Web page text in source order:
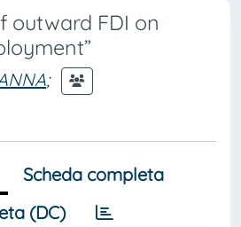
outward FDI on
;
Scheda completa
(DC)